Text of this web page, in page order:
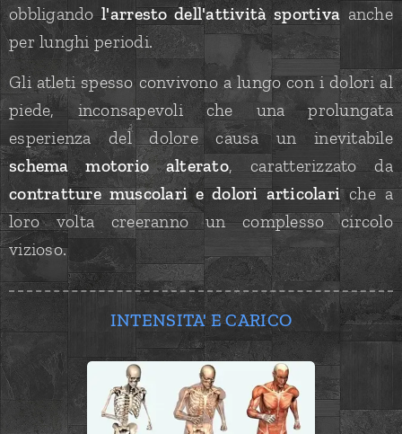
obbligandol'arresto dell'attività sportiva anche
per lunghi periodi.
Gli atleti spesso convivono a lungo con i dolori al
piede, inconsapevoli che una prolungata
esperienza del dolore causa un inevitabile
schema motorio alterato, caratterizzato da
contratture muscolari e dolori articolariche a
loro volta creeranno un complesso circolo
vizioso.
INTENSITA' E CARICO